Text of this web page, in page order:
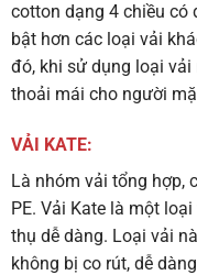
cotton dạng 4 chiều có
bật hơn các loại vải
đó, khi sử dụng loại
thoải mái cho người
VẢI KATE:
Là nhóm vải tổng hợp,
PE. Vải Kate là một
thụ dễ dàng. Loại vải
không bị co rút, dễ